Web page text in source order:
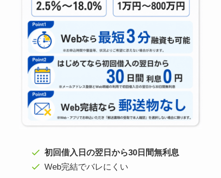
初回借入日の翌日から30日間無利息
Web完結でバレにくい